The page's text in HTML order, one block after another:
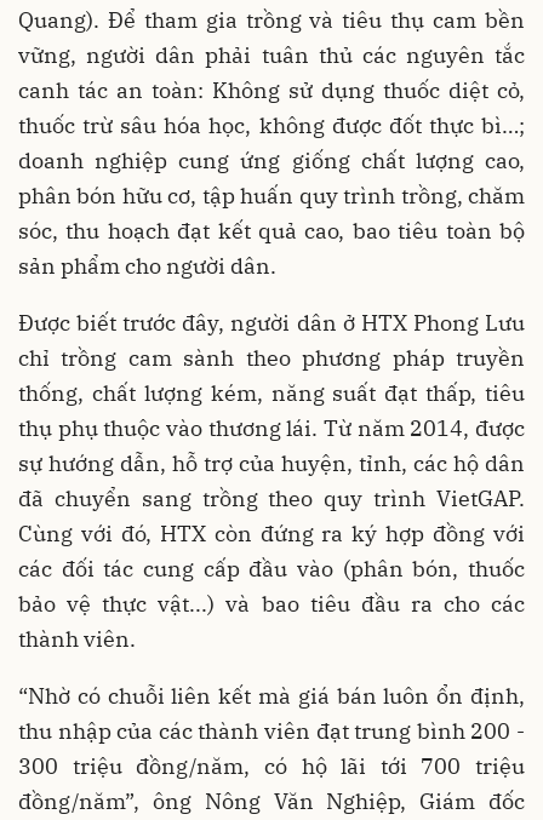
Quang). Để tham gia trồng và tiêu thụ cam bền
vững, người dân phải tuân thủ các nguyên tắc
canh tác an toàn: Không sử dụng thuốc diệt cỏ,
thuốc trừ sâu hóa học, không được đốt thực bì…;
doanh nghiệp cung ứng giống chất lượng cao,
phân bón hữu cơ, tập huấn quy trình trồng, chăm
sóc, thu hoạch đạt kết quả cao, bao tiêu toàn bộ
sản phẩm cho người dân.
Được biết trước đây, người dân ở HTX Phong Lưu
chỉ trồng cam sành theo phương pháp truyền
thống, chất lượng kém, năng suất đạt thấp, tiêu
thụ phụ thuộc vào thương lái. Từ năm 2014, được
sự hướng dẫn, hỗ trợ của huyện, tỉnh, các hộ dân
đã chuyển sang trồng theo quy trình VietGAP.
Cùng với đó, HTX còn đứng ra ký hợp đồng với
các đối tác cung cấp đầu vào (phân bón, thuốc
bảo vệ thực vật...) và bao tiêu đầu ra cho các
thành viên.
“Nhờ có chuỗi liên kết mà giá bán luôn ổn định,
thu nhập của các thành viên đạt trung bình 200 -
300 triệu đồng/năm, có hộ lãi tới 700 triệu
đồng/năm”, ông Nông Văn Nghiệp, Giám đốc